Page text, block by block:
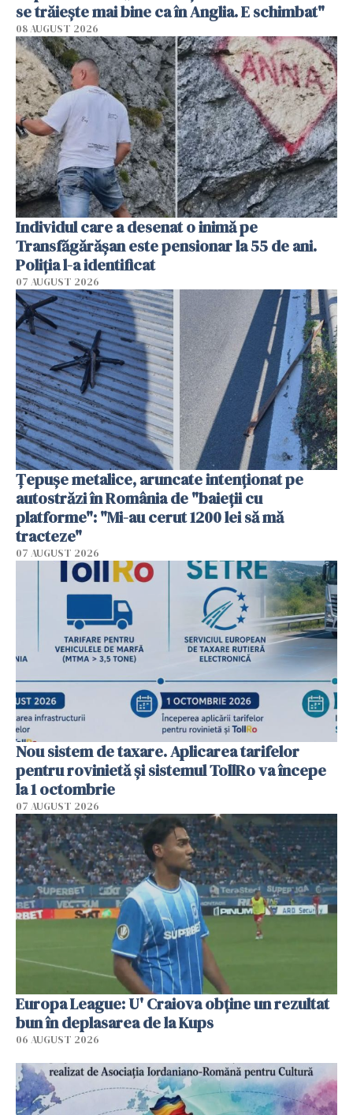
se trăiește mai bine ca în Anglia. E schimbat"
08 AUGUST 2026
Individul care a desenat o inimă pe
Transfăgărășan este pensionar la 55 de ani.
Poliția l-a identificat
07 AUGUST 2026
Țepușe metalice, aruncate intenționat pe
autostrăzi în România de "baieții cu
platforme": "Mi-au cerut 1200 lei să mă
tracteze"
07 AUGUST 2026
Nou sistem de taxare. Aplicarea tarifelor
pentru rovinietă şi sistemul TollRo va începe
la 1 octombrie
07 AUGUST 2026
Europa League: U' Craiova obține un rezultat
bun în deplasarea de la Kups
06 AUGUST 2026